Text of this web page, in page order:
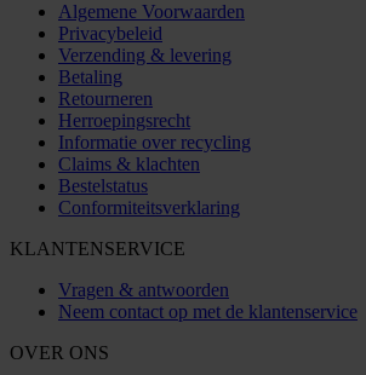
Algemene Voorwaarden
Privacybeleid
Verzending & levering
Betaling
Retourneren
Herroepingsrecht
Informatie over recycling
Claims & klachten
Bestelstatus
Conformiteitsverklaring
KLANTENSERVICE
Vragen & antwoorden
Neem contact op met de klantenservice
OVER ONS